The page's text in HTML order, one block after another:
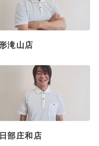
滝山店
部庄和店